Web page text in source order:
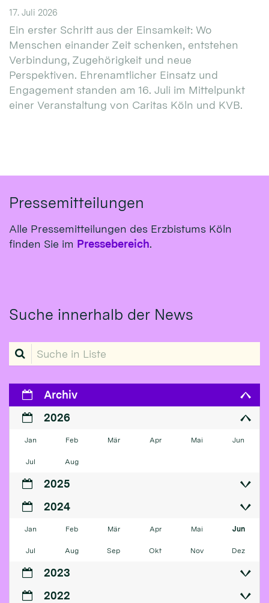
17. Juli 2026
Ein erster Schritt aus der Einsamkeit: Wo
Menschen einander Zeit schenken, entstehen
Verbindung, Zugehörigkeit und neue
Perspektiven. Ehrenamtlicher Einsatz und
Engagement standen am 16. Juli im Mittelpunkt
einer Veranstaltung von Caritas Köln und KVB.
Pressemitteilungen
Alle Pressemitteilungen des Erzbistums Köln
finden Sie im Pressebereich.
Suche innerhalb der News
Suche in Liste
Archiv
2026
Jan Feb Mär Apr Mai Jun
Jul Aug
2025
2024
Jan Feb Mär Apr Mai Jun
Jul Aug Sep Okt Nov Dez
2023
2022